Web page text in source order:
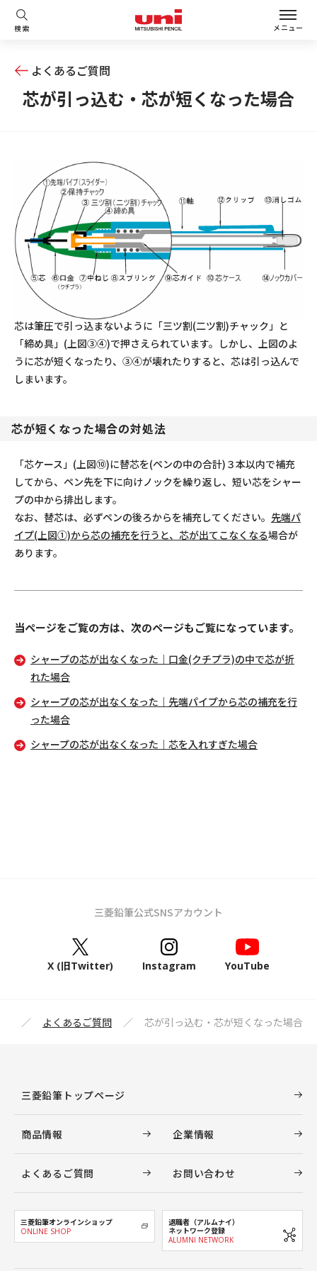
検索 メニュー
よくあるご質問
芯が引っ込む・芯が短くなった場合
芯は筆圧で引っ込まないように「三ツ割(二ツ割)チャック」と
「締め具」(上図③④)で押さえられています。しかし、上図のよ
うに芯が短くなったり、③④が壊れたりすると、芯は引っ込んで
しまいます。
芯が短くなった場合の対処法
「芯ケース」(上図⑩)に替芯を(ペンの中の合計)３本以内で補充
してから、ペン先を下に向けノックを繰り返し、短い芯をシャー
プの中から排出します。
なお、替芯は、必ずペンの後ろからを補充してください。 先端パ
イプ(上図①)から芯の補充を行うと、芯が出てこなくなる場合が
あります。
当ページをご覧の方は、次のページもご覧になっています。
シャープの芯が出なくなった｜口金(クチプラ)の中で芯が折
れた場合
シャープの芯が出なくなった｜先端パイプから芯の補充を行
った場合
シャープの芯が出なくなった｜芯を入れすぎた場合
三菱鉛筆公式SNSアカウント
X (旧Twitter) Instagram YouTube
よくあるご質問 芯が引っ込む・芯が短くなった場合
三菱鉛筆トップページ
商品情報 企業情報
よくあるご質問 お問い合わせ
三菱鉛筆オンラインショップ
ONLINE SHOP
退職者（アルムナイ）
ネットワーク登録
ALUMNI NETWORK